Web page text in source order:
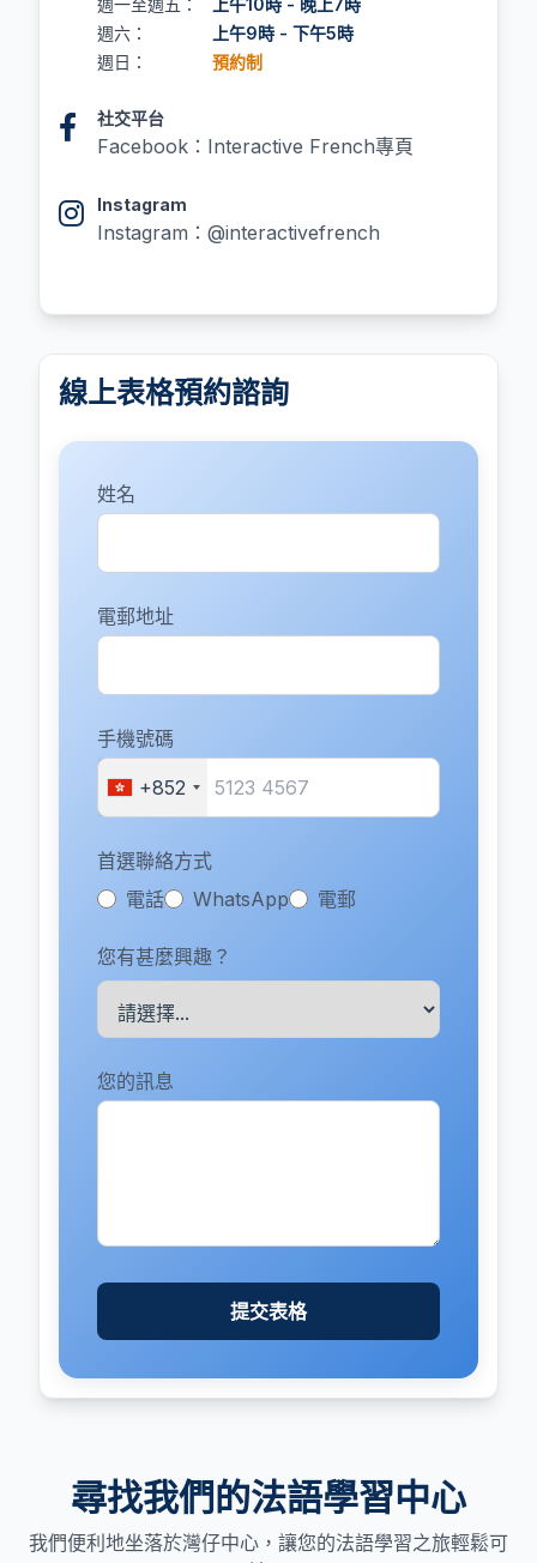
週一至週五：
上午10時 - 晚上7時
週六：
上午9時 - 下午5時
週日：
預約制
社交平台
Facebook：Interactive French專頁
Instagram
Instagram：@interactivefrench
線上表格預約諮詢
姓名
電郵地址
手機號碼
+852
首選聯絡方式
電話
WhatsApp 電郵
您有甚麼興趣？
您的訊息
提交表格
尋找我們的法語學習中心
我們便利地坐落於灣仔中心，讓您的法語學習之旅輕鬆可